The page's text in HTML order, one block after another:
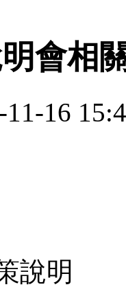
會相
11-16
說明